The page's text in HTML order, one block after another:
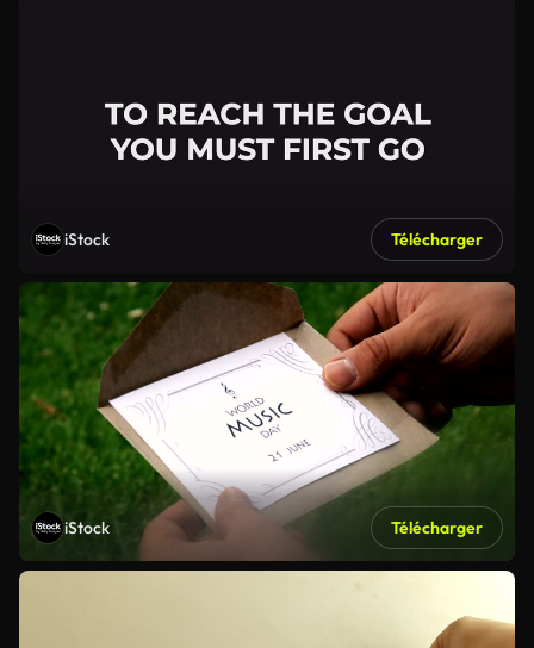
iStock Télécharger
iStock Télécharger